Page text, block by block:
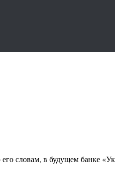
словам, в будущем банке